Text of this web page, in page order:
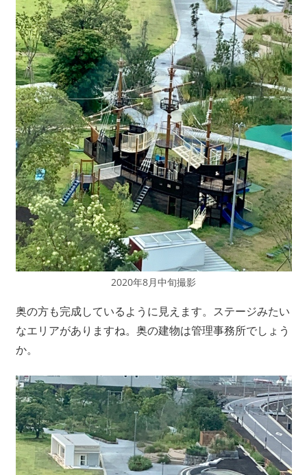
2020年8月中旬撮影
奥の方も完成しているように見えます。ステージみたい
なエリアがありますね。奥の建物は管理事務所でしょう
か。